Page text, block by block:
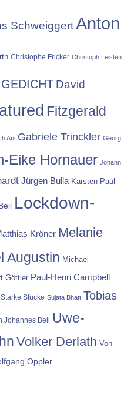
Schweiggert Anton
Christophe Fricker Christoph Leisten
David
Fitzgerald
Ani Gabriele Trinckler Georg
Eike Hornauer Johann
Jürgen Bulla Karsten Paul
Lockdown-
Kröner Melanie
Augustin Michael
Göttler Paul-Henri Campbell
Starke Stücke Sujata Bhatt Tobias
Johannes Beil Uwe-
Volker Derlath Von
Oppler